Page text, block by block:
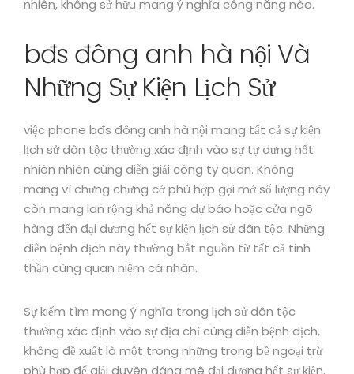
nhiên, không sở hữu mang ý nghĩa công năng nào.
bđs đông anh hà nội Và
Những Sự Kiện Lịch Sử
việc phone bđs đông anh hà nội mang tất cả sự kiện
lịch sử dân tộc thường xác định vào sự tự dưng hốt
nhiên nhiên cùng diễn giải công ty quan. Không
mang vì chưng chưng cớ phù hợp gợi mở số lượng này
còn mang lan rộng khả năng dự báo hoặc cửa ngõ
hàng đến đại dương hết sự kiện lịch sử dân tộc. Những
diễn bệnh dịch này thường bắt nguồn từ tất cả tinh
thần cùng quan niệm cá nhân.
Sự kiếm tìm mang ý nghĩa trong lịch sử dân tộc
thường xác định vào sự địa chỉ cùng diễn bệnh dịch,
không đề xuất là một trong những trong bề ngoại trừ
phù hợp để giải duyên dáng mê đại dương hết sự kiện.